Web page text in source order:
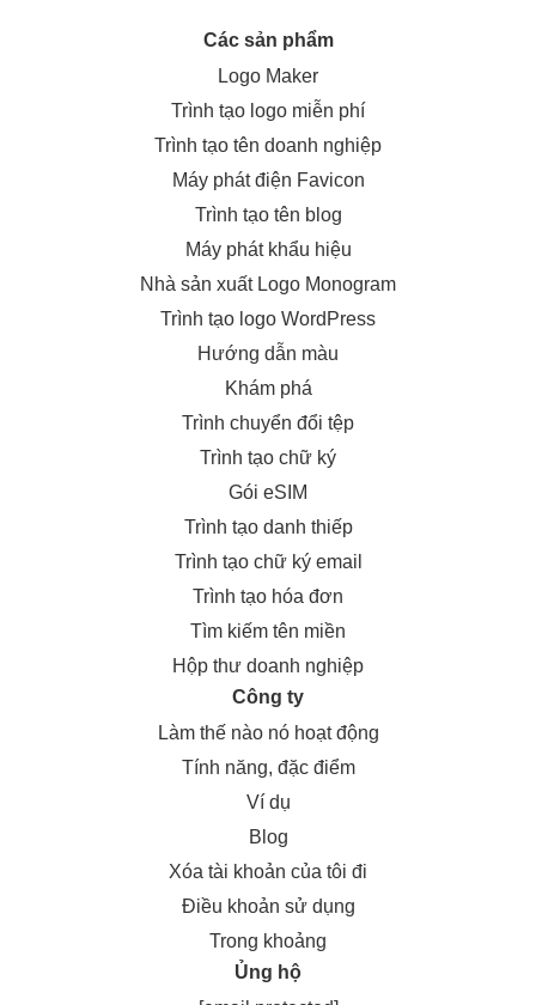
Các sản phẩm
Logo Maker
Trình tạo logo miễn phí
Trình tạo tên doanh nghiệp
Máy phát điện Favicon
Trình tạo tên blog
Máy phát khẩu hiệu
Nhà sản xuất Logo Monogram
Trình tạo logo WordPress
Hướng dẫn màu
Khám phá
Trình chuyển đổi tệp
Trình tạo chữ ký
Gói eSIM
Trình tạo danh thiếp
Trình tạo chữ ký email
Trình tạo hóa đơn
Tìm kiếm tên miền
Hộp thư doanh nghiệp
Công ty
Làm thế nào nó hoạt động
Tính năng, đặc điểm
Ví dụ
Blog
Xóa tài khoản của tôi đi
Điều khoản sử dụng
Trong khoảng
Ủng hộ